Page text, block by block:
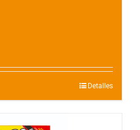
Detalles